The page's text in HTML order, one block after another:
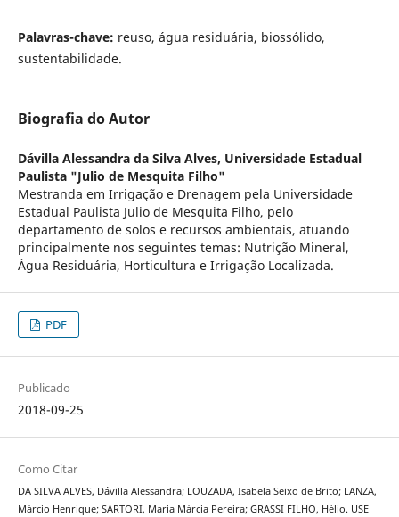
Palavras-chave: reuso, água residuária, biossólido,
sustentabilidade.
Biografia do Autor
Dávilla Alessandra da Silva Alves, Universidade Estadual
Paulista "Julio de Mesquita Filho"
Mestranda em Irrigação e Drenagem pela Universidade
Estadual Paulista Julio de Mesquita Filho, pelo
departamento de solos e recursos ambientais, atuando
principalmente nos seguintes temas: Nutrição Mineral,
Água Residuária, Horticultura e Irrigação Localizada.
PDF
Publicado
2018-09-25
Como Citar
DA SILVA ALVES, Dávilla Alessandra; LOUZADA, Isabela Seixo de Brito; LANZA,
Márcio Henrique; SARTORI, Maria Márcia Pereira; GRASSI FILHO, Hélio. USE